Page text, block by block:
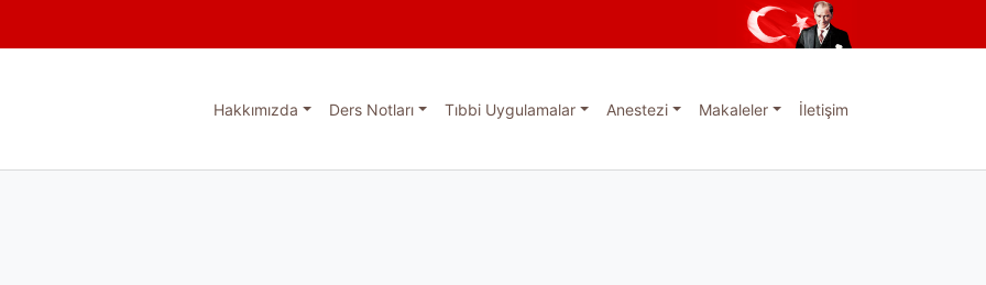
Hakkımızda Ders Notları Tıbbi Uygulamalar Anestezi Makaleler İletişim